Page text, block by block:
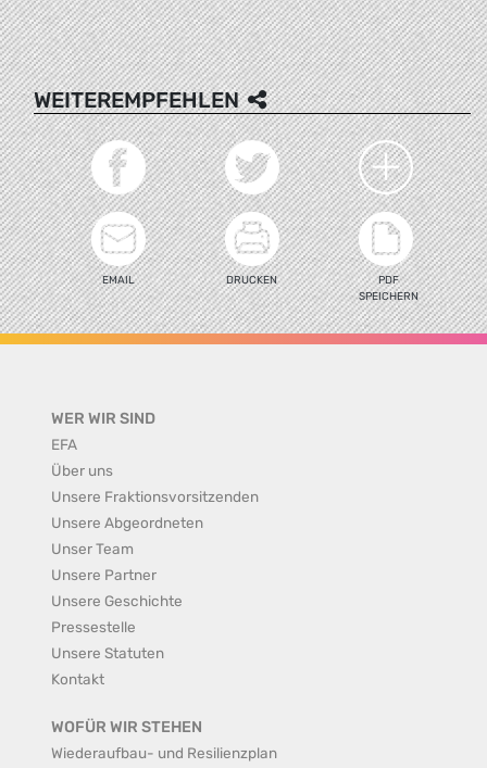
WEITEREMPFEHLEN
EMAIL DRUCKEN
PDF
SPEICHERN
WER WIR SIND
EFA
Über uns
Unsere Fraktionsvorsitzenden
Unsere Abgeordneten
Unser Team
Unsere Partner
Unsere Geschichte
Pressestelle
Unsere Statuten
Kontakt
WOFÜR WIR STEHEN
Wiederaufbau- und Resilienzplan